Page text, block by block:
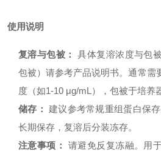
使用说明
复溶与包被：
具体复溶浓度与包
包被）请参考产品说明书。通常需
度（如1-10 μg/mL），包被于培养
储存： 建议参考常规重组蛋白保
长期保存，复溶后分装冻存。
注意事项：
请避免反复冻融。用